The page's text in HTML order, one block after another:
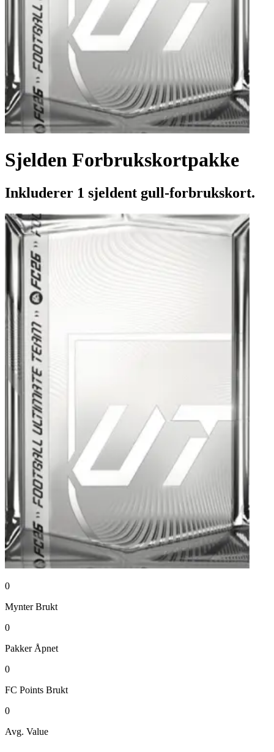
Sjelden Forbrukskortpakke
Inkluderer 1 sjeldent gull-forbrukskort.
0
Mynter Brukt
0
Pakker Åpnet
0
FC Points Brukt
0
Avg. Value